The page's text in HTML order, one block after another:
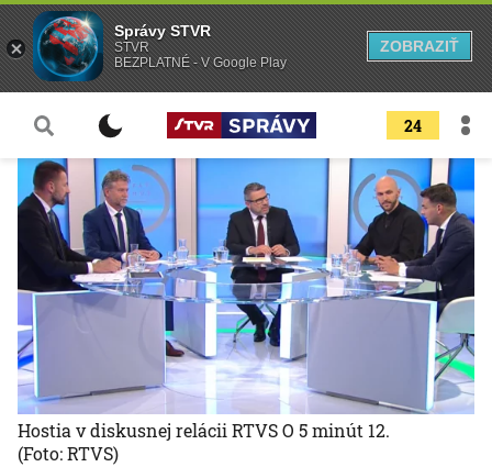
24
Hostia v diskusnej relácii RTVS O 5 minút 12.
(Foto: RTVS)
Správy STVR
STVR
BEZPLATNÉ - V Google Play
ZOBRAZIŤ